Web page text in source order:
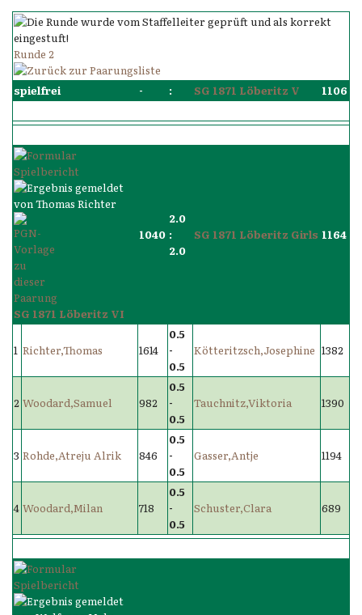
Runde 2
spielfrei - : SG 1871 Löberitz V 1106
SG 1871 Löberitz VI
1040
2.0
:
2.0
SG 1871 Löberitz Girls 1164
1 Richter,Thomas 1614
0.5
-
0.5
Kötteritzsch,Josephine 1382
2 Woodard,Samuel 982
0.5
-
0.5
Tauchnitz,Viktoria 1390
3 Rohde,Atreju Alrik 846
0.5
-
0.5
Gasser,Antje 1194
4 Woodard,Milan 718
0.5
-
0.5
Schuster,Clara 689